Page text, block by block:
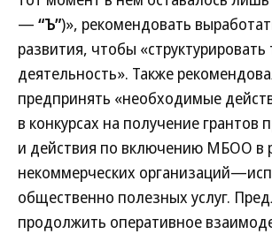
— “Ъ”)», рекомендовать
развития, чтобы
деятельность». Также
предпринять «необходимые
в конкурсах на получение грантов
и действия по включению МБОО в
некоммерческих
общественно полезных услуг.
продолжить оперативное